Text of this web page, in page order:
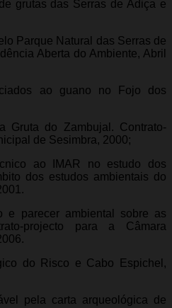
grutas das Serras de Adiça e
Parque Natural das Serras de
Aberta do Ambiente, Abril
ao guano no Fojo dos
Gruta do Zambujal. Contrato-
de Sesimbra, 2000;
ao IMAR no estudo dos
dos estudos ambientais do
e parecer ambiental sobre as
projecto para a Câmara
do Risco e Cabo Espichel,
pela carta arqueológica de